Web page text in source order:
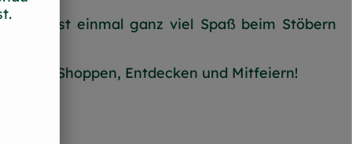
erst einmal ganz viel Spaß beim Stöbern
beim Shoppen, Entdecken und Mitfeiern!